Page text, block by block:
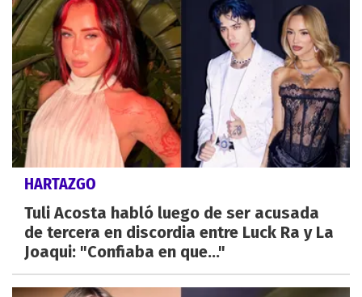
HARTAZGO
Tuli Acosta habló luego de ser acusada
de tercera en discordia entre Luck Ra y La
Joaqui: "Confiaba en que..."